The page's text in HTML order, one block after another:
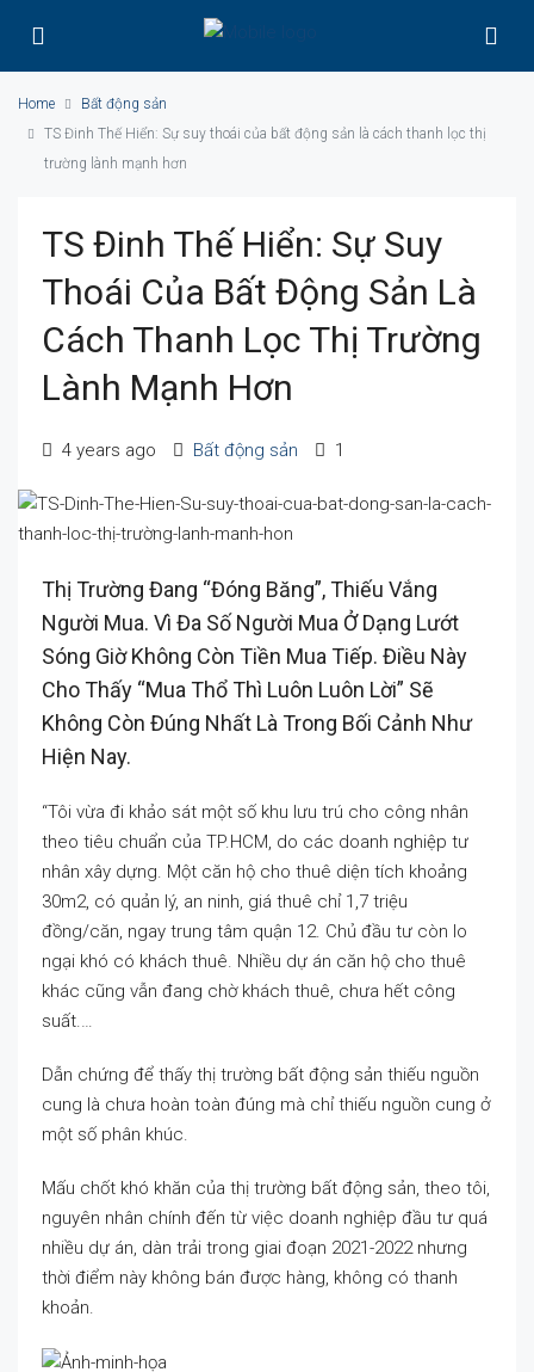
Home
Bất động sản
TS Đinh Thế Hiển: Sự suy thoái của bất động sản là cách thanh lọc thị
trường lành mạnh hơn
TS Đinh Thế Hiển: Sự Suy
Thoái Của Bất Động Sản Là
Cách Thanh Lọc Thị Trường
Lành Mạnh Hơn
4 years ago Bất động sản 1
Thị Trường Đang “đóng Băng”, Thiếu Vắng
Người Mua. Vì Đa Số Người Mua Ở Dạng Lướt
Sóng Giờ Không Còn Tiền Mua Tiếp. Điều Này
Cho Thấy “mua Thổ Thì Luôn Luôn Lời” Sẽ
Không Còn Đúng Nhất Là Trong Bối Cảnh Như
Hiện Nay.
“Tôi vừa đi khảo sát một số khu lưu trú cho công nhân
theo tiêu chuẩn của TP.HCM, do các doanh nghiệp tư
nhân xây dựng. Một căn hộ cho thuê diện tích khoảng
30m2, có quản lý, an ninh, giá thuê chỉ 1,7 triệu
đồng/căn, ngay trung tâm quận 12. Chủ đầu tư còn lo
ngại khó có khách thuê. Nhiều dự án căn hộ cho thuê
khác cũng vẫn đang chờ khách thuê, chưa hết công
suất.…
Dẫn chứng để thấy thị trường bất động sản thiếu nguồn
cung là chưa hoàn toàn đúng mà chỉ thiếu nguồn cung ở
một số phân khúc.
Mấu chốt khó khăn của thị trường bất động sản, theo tôi,
nguyên nhân chính đến từ việc doanh nghiệp đầu tư quá
nhiều dự án, dàn trải trong giai đoạn 2021-2022 nhưng
thời điểm này không bán được hàng, không có thanh
khoản.